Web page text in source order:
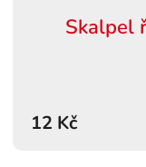
Skalpel
12 Kč